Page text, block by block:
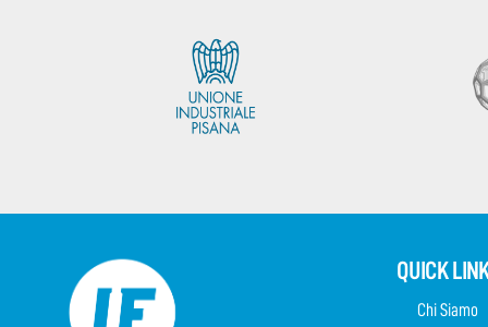
QUICK
Chi Siamo